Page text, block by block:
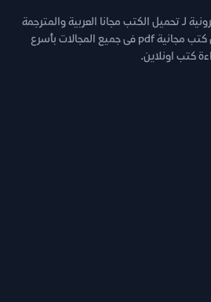
لـ تحميل الكتب مجانا العربية والمترجمة
والروايات والقصص وغيرها من كتب مجانية pdf فى جميع المجالات بأسرع
كتب اونلاين.